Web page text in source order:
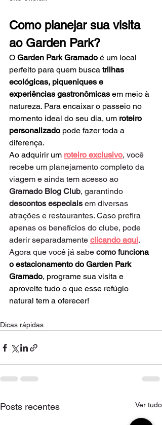
Como planejar sua visita
ao Garden Park?
O Garden Park Gramado é um local
perfeito para quem busca trilhas
ecológicas, piqueniques e
experiências gastronômicas em meio à
natureza. Para encaixar o passeio no
momento ideal do seu dia, um roteiro
personalizado pode fazer toda a
diferença.
Ao adquirir um roteiro exclusivo, você
recebe um planejamento completo da
viagem e ainda tem acesso ao
Gramado Blog Club, garantindo
descontos especiais em diversas
atrações e restaurantes. Caso prefira
apenas os benefícios do clube, pode
aderir separadamente clicando aqui.
Agora que você já sabe como funciona
o estacionamento do Garden Park
Gramado, programe sua visita e
aproveite tudo o que esse refúgio
natural tem a oferecer!
Dicas rápidas
Posts recentes Ver tudo